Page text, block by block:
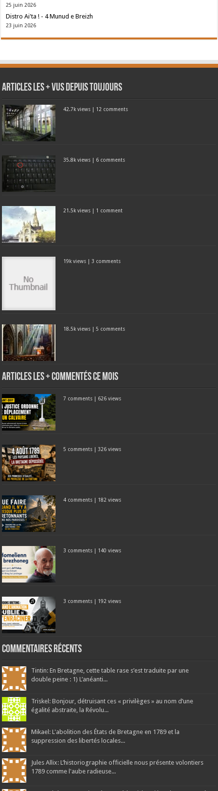
25 juin 2026
Distro Ai'ta ! - 4 Munud e Breizh
23 juin 2026
Articles les + vus depuis toujours
42.7k views | 12 comments
35.8k views | 6 comments
21.5k views | 1 comment
19k views | 3 comments
18.5k views |5 comments
Articles les + commentés ce mois
7 comments | 626 views
5 comments | 326 views
4 comments | 182 views
3 comments | 140 views
3 comments | 192 views
Commentaires récents
Tintin: En Bretagne, cette table rase s’est traduite par une
double peine : 1) L’anéanti...
Triskel: Bonjour, détruisant ces « privilèges » au nom d’une
égalité abstraite, la Révolu...
Mikael: L'abolition des États de Bretagne en 1789 et la
suppression des libertés locales...
Jules Allix: L’historiographie officielle nous présente volontiers
1789 comme l'aube radieuse...